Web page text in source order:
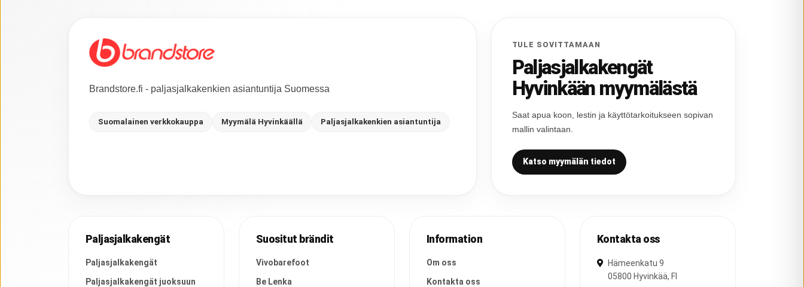
Brandstore.fi - paljasjalkakenkien asiantuntija Suomessa
Suomalainen verkkokauppa Myymälä Hyvinkäällä Paljasjalkakenkien asiantuntija
TULE SOVITTAMAAN
Paljasjalkakengät
Hyvinkään myymälästä
Saat apua koon, lestin ja käyttötarkoitukseen sopivan
mallin valintaan.
Katso myymälän tiedot
Paljasjalkakengät
Paljasjalkakengät
Paljasjalkakengät juoksuun
Suositut brändit
Vivobarefoot
Be Lenka
Information
Om oss
Kontakta oss
Kontakta oss
Hämeenkatu 9
05800 Hyvinkää, FI